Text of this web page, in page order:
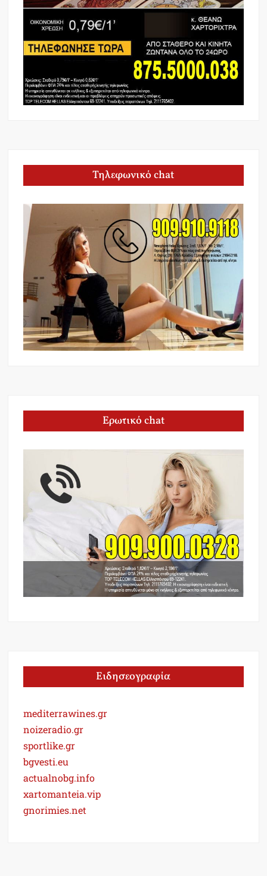
Τηλεφωνικό chat
Ερωτικό chat
Ειδησεογραφία
mediterrawines.gr
noizeradio.gr
sportlike.gr
bgvesti.eu
actualnobg.info
xartomanteia.vip
gnorimies.net